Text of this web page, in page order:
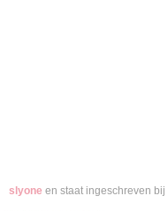
slyone en staat ingeschreven